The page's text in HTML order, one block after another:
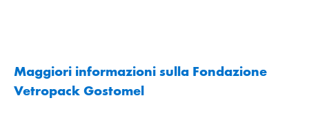
Maggiori informazioni sulla Fondazione
Vetropack Gostomel